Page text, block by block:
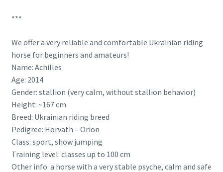
***
We offer a very reliable and comfortable Ukrainian riding
horse for beginners and amateurs!
Name: Achilles
Age: 2014
Gender: stallion (very calm, without stallion behavior)
Height: ~167 cm
Breed: Ukrainian riding breed
Pedigree: Horvath – Orion
Class: sport, show jumping
Training level: classes up to 100 cm
Other info: a horse with a very stable psyche, calm and safe